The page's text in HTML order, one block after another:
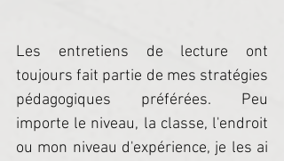
Les entretiens de lecture ont
toujours fait partie de mes stratégies
pédagogiques préférées. Peu
importe le niveau, la classe, l'endroit
ou mon niveau d'expérience, je les ai